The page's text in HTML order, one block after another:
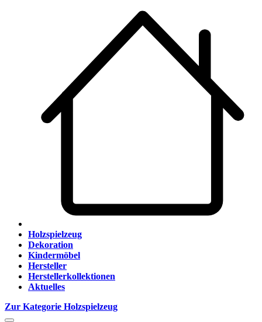
Holzspielzeug
Dekoration
Kindermöbel
Hersteller
Herstellerkollektionen
Aktuelles
Zur Kategorie Holzspielzeug